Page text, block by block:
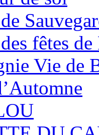
fêtes
Vie de